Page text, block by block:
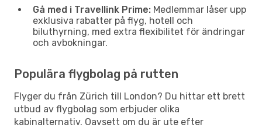
Gå med i Travellink Prime: Medlemmar låser upp
exklusiva rabatter på flyg, hotell och
biluthyrning, med extra flexibilitet för ändringar
och avbokningar.
Populära flygbolag på rutten
Flyger du från Zürich till London? Du hittar ett brett
utbud av flygbolag som erbjuder olika
kabinalternativ. Oavsett om du är ute efter